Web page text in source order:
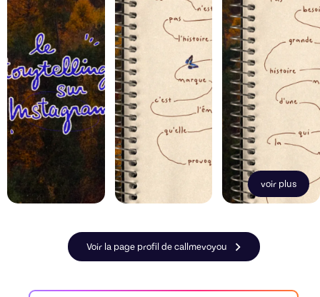
voir plus
Voir la page profil de callmevoyou